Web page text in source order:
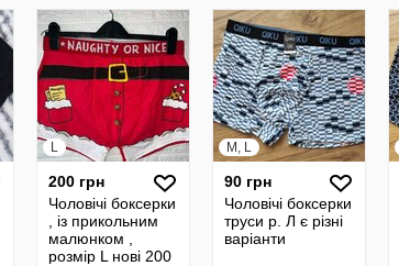
L
200 грн
Чоловічі боксерки
, із прикольним
малюнком ,
розмір L нові 200
M, L
90 грн
Чоловічі боксерки
труси р. Л є різні
варіанти